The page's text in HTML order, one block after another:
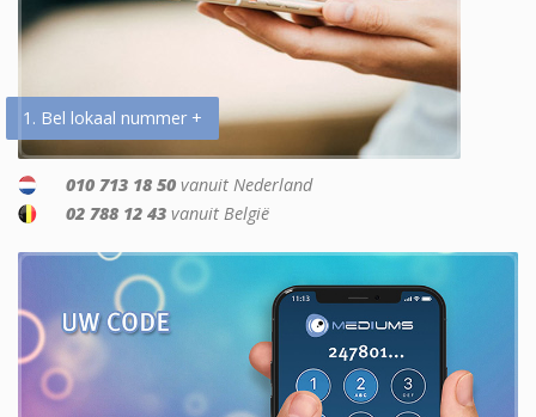
1. Bel lokaal nummer +
010 713 18 50 vanuit Nederland
02 788 12 43 vanuit België